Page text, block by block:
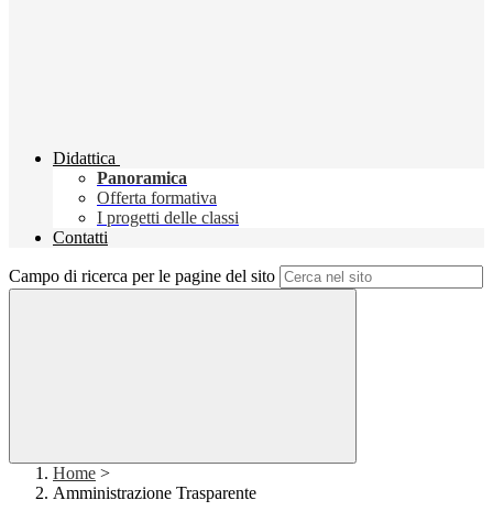
Didattica
Panoramica
Offerta formativa
I progetti delle classi
Contatti
Campo di ricerca per le pagine del sito
Home >
Amministrazione Trasparente